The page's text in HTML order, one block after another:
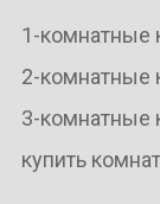
1-комнатные
2-комнатные
3-комнатные
купить